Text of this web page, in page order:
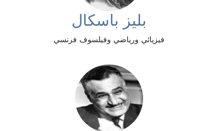
بليز باسكال
فيزيائي ورياضي وفيلسوف فرنسي